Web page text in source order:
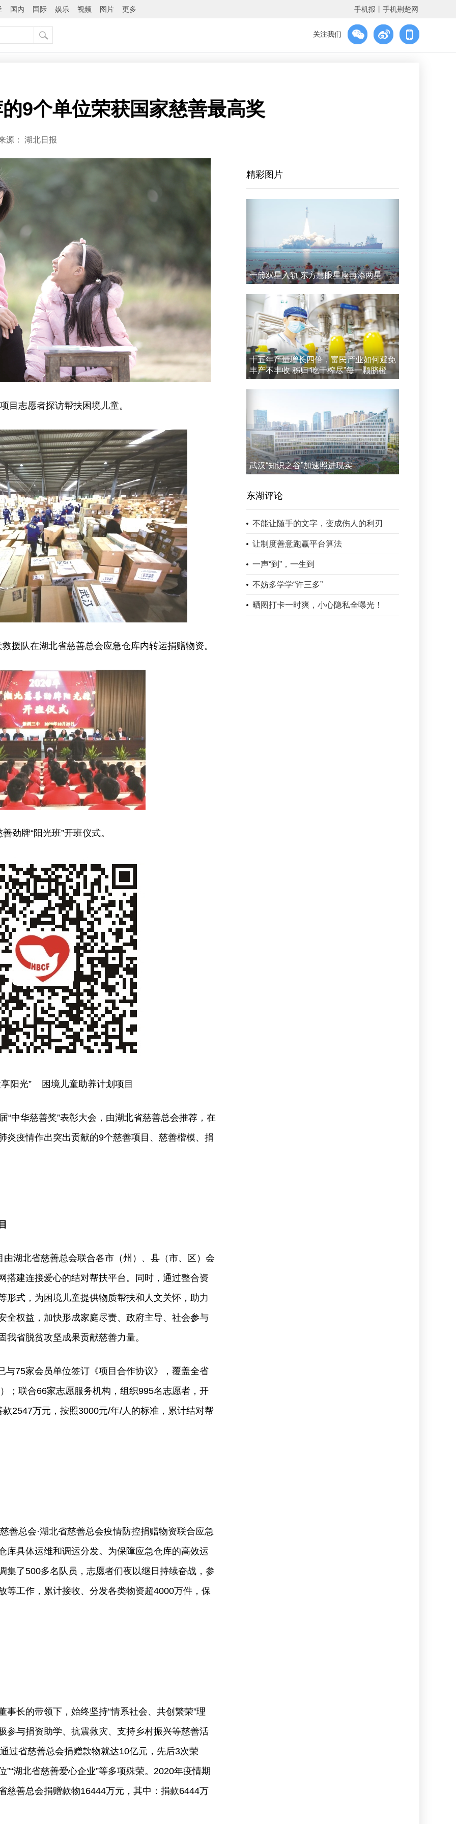
国内 国际 娱乐 视频 图片 更多 手机报 手机荆楚网
关注我们
9个单位荣获国家慈善最高奖
源： 湖北日报
目志愿者探访帮扶困境儿童。
援队在湖北省慈善总会应急仓库内转运捐赠物资。
劲牌“阳光班”开班仪式。
享阳光” 困境儿童助养计划项目
“中华慈善奖”表彰大会，由湖北省慈善总会推荐，在
炎疫情作出突出贡献的9个慈善项目、慈善楷模、捐
由湖北省慈善总会联合各市（州）、县（市、区）会
搭建连接爱心的结对帮扶平台。同时，通过整合资
形式，为困境儿童提供物质帮扶和人文关怀，助力
全权益，加快形成家庭尽责、政府主导、社会参与
省脱贫攻坚成果贡献慈善力量。
与75家会员单位签订《项目合作协议》，覆盖全省
；联合66家志愿服务机构，组织995名志愿者，开
2547万元，按照3000元/年/人的标准，累计结对帮
善总会·湖北省慈善总会疫情防控捐赠物资联合应急
库具体运维和调运分发。为保障应急仓库的高效运
集了500多名队员，志愿者们夜以继日持续奋战，参
等工作，累计接收、分发各类物资超4000万件，保
事长的带领下，始终坚持“情系社会、共创繁荣”理
参与捐资助学、抗震救灾、支持乡村振兴等慈善活
过省慈善总会捐赠款物就达10亿元，先后3次荣
”“湖北省慈善爱心企业”等多项殊荣。2020年疫情期
慈善总会捐赠款物16444万元，其中：捐款6444万
精彩图片
一箭双星入轨 东方慧眼星座再添两星
十五年产量增长四倍，富民产业如何避免
丰产不丰收 秭归“吃干榨尽”每一颗脐橙
武汉“知识之谷”加速照进现实
东湖评论
不能让随手的文字，变成伤人的利刃
让制度善意跑赢平台算法
一声“到”，一生到
不妨多学学“许三多”
晒图打卡一时爽，小心隐私全曝光！